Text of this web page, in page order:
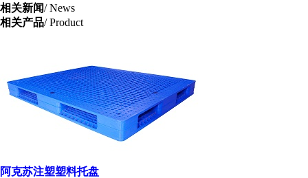
相关新闻/ News
相关产品/ Product
阿克苏注塑塑料托盘